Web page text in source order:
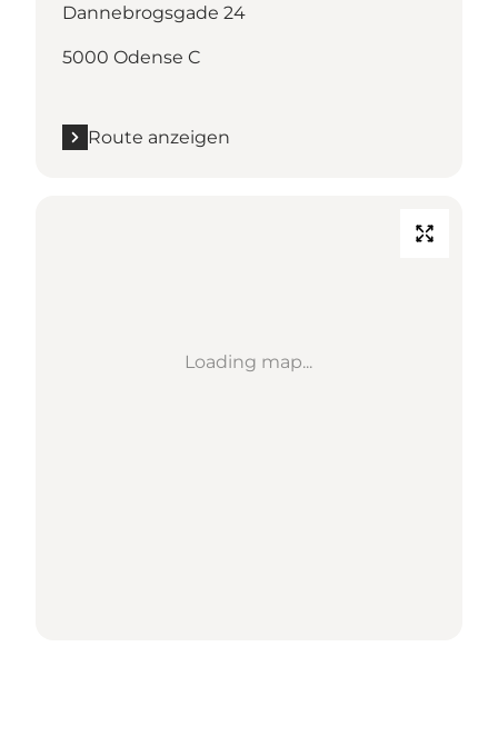
Dannebrogsgade 24
5000 Odense C
Route anzeigen
Loading map...